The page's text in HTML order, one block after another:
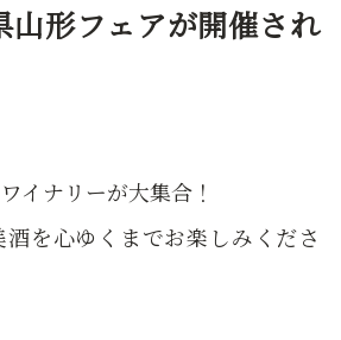
山形フェアが開催され
イナリーが大集合！
を心ゆくまでお楽しみくださ